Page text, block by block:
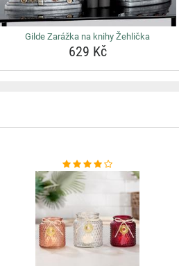
Gilde Zarážka na knihy Žehlička
629 Kč